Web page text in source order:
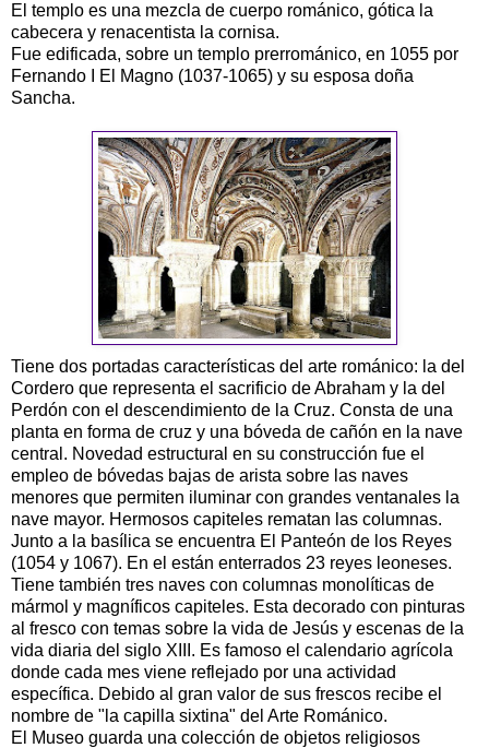
El templo es una mezcla de cuerpo románico, gótica la
cabecera y renacentista la cornisa.
Fue edificada, sobre un templo prerrománico, en 1055 por
Fernando I El Magno (1037-1065) y su esposa doña
Sancha.
Tiene dos portadas características del arte románico: la del
Cordero que representa el sacrificio de Abraham y la del
Perdón con el descendimiento de la Cruz. Consta de una
planta en forma de cruz y una bóveda de cañón en la nave
central. Novedad estructural en su construcción fue el
empleo de bóvedas bajas de arista sobre las naves
menores que permiten iluminar con grandes ventanales la
nave mayor. Hermosos capiteles rematan las columnas.
Junto a la basílica se encuentra El Panteón de los Reyes
(1054 y 1067). En el están enterrados 23 reyes leoneses.
Tiene también tres naves con columnas monolíticas de
mármol y magníficos capiteles. Esta decorado con pinturas
al fresco con temas sobre la vida de Jesús y escenas de la
vida diaria del siglo XIII. Es famoso el calendario agrícola
donde cada mes viene reflejado por una actividad
específica. Debido al gran valor de sus frescos recibe el
nombre de "la capilla sixtina" del Arte Románico.
El Museo guarda una colección de objetos religiosos